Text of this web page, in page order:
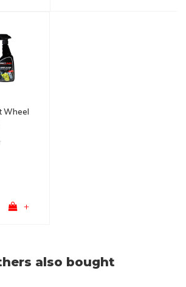
Wheel
+
also bought